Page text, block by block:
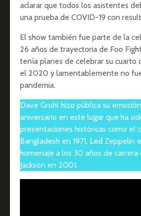
aclarar que todos los asistentes
una prueba de COVID-19 con
El show también fue parte de la
26 años de trayectoria de Foo
tenía planes de celebrar su cuarto
el 2020 y lamentablemente no
pandemia.
Dave Grohl hizo pública su
aniversario en este lugar que ha
presentaciones históricas como el
Bangladesh en 1971, Led Zeppelin
homenaje a los 30 años de carrera
Jackson en 2001.